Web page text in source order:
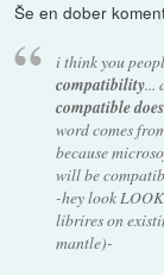
Še en dober
i think you
compatibility...
compatible
word comes
because
will be
-hey look
librires on
mantle)-